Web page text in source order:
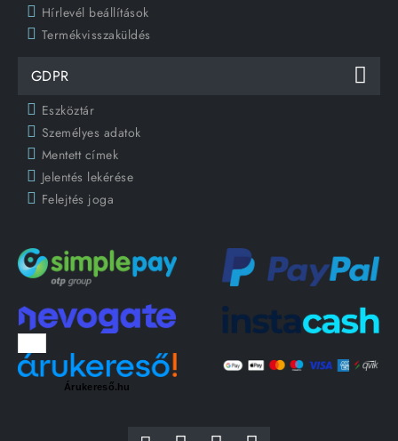
Hírlevél beállítások
Termékvisszaküldés
GDPR
Eszköztár
Személyes adatok
Mentett címek
Jelentés lekérése
Felejtés joga
Árukereső.hu